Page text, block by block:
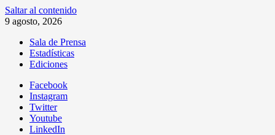
Saltar al contenido
9 agosto, 2026
Sala de Prensa
Estadísticas
Ediciones
Facebook
Instagram
Twitter
Youtube
LinkedIn